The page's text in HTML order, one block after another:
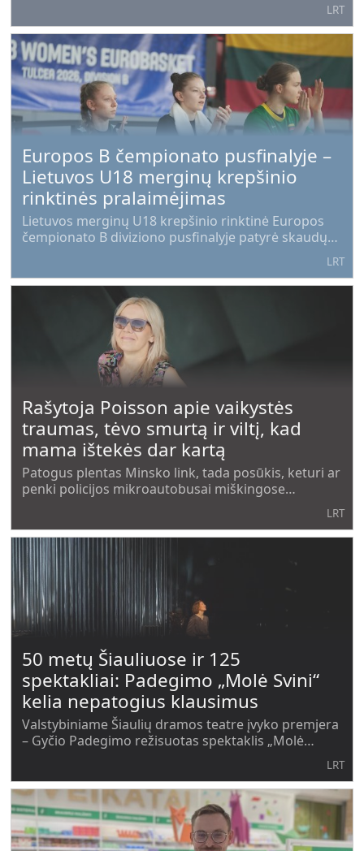
LRT
Europos B čempionato pusfinalyje –
Lietuvos U18 merginų krepšinio
rinktinės pralaimėjimas
Lietuvos merginų U18 krepšinio rinktinė Europos
čempionato B diviziono pusfinalyje patyrė skaudų
LRT
Rašytoja Poisson apie vaikystės
traumas, tėvo smurtą ir viltį, kad
mama ištekės dar kartą
Patogus plentas Minsko link, tada posūkis, keturi ar
penki policijos mikroautobusai miškingose
kaime, akmenimi grįstos Pilsudskio erą
LRT
50 metų Šiauliuose ir 125
spektakliai: Padegimo „Molė Svini“
kelia nepatogius klausimus
Valstybiniame Šiaulių dramos teatre įvyko premjera
– Gyčio Padegimo režisuotas spektaklis „Molė
LRT